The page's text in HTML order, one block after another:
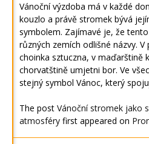
Vánoční výzdoba má v každé
kouzlo a právě stromek bývá
symbolem. Zajímavé je, že
různých zemích odlišné názvy. V
choinka sztuczna, v maďarštině
chorvatštině umjetni bor. Ve
stejný symbol Vánoc, který
The post Vánoční stromek jako
atmosféry first appeared on